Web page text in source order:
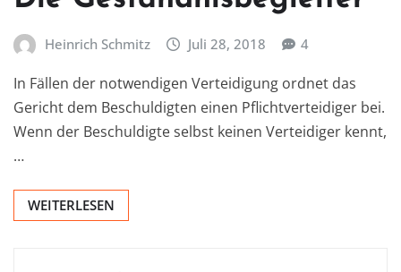
Heinrich Schmitz Juli 28, 2018 4
In Fällen der notwendigen Verteidigung ordnet das
Gericht dem Beschuldigten einen Pflichtverteidiger bei.
Wenn der Beschuldigte selbst keinen Verteidiger kennt,
…
WEITERLESEN